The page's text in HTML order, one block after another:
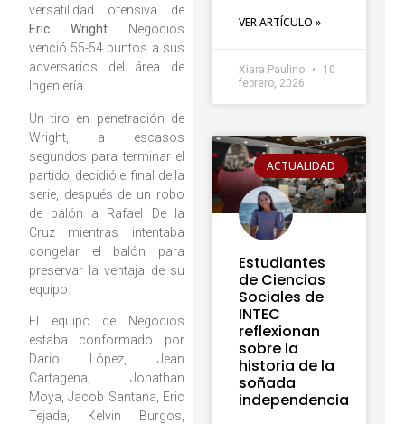
versatilidad ofensiva de
Eric WrightNegocios
venció 55-54 puntos a sus
adversarios del área de
Ingeniería.
Un tiro en penetración de
Wright, a escasos
segundos para terminar el
partido, decidió el final de la
serie, después de un robo
de balón a Rafael De la
Cruz mientras intentaba
congelar el balón para
preservar la ventaja de su
equipo.
El equipo de Negocios
estaba conformado por
Dario López, Jean
Cartagena, Jonathan
Moya, Jacob Santana, Eric
Tejada, Kelvin Burgos,
VER ARTÍCULO »
Xiara Paulino
10
febrero, 2026
ACTUALIDAD
Estudiantes
de Ciencias
Sociales de
INTEC
reflexionan
sobre la
historia de la
soñada
independencia